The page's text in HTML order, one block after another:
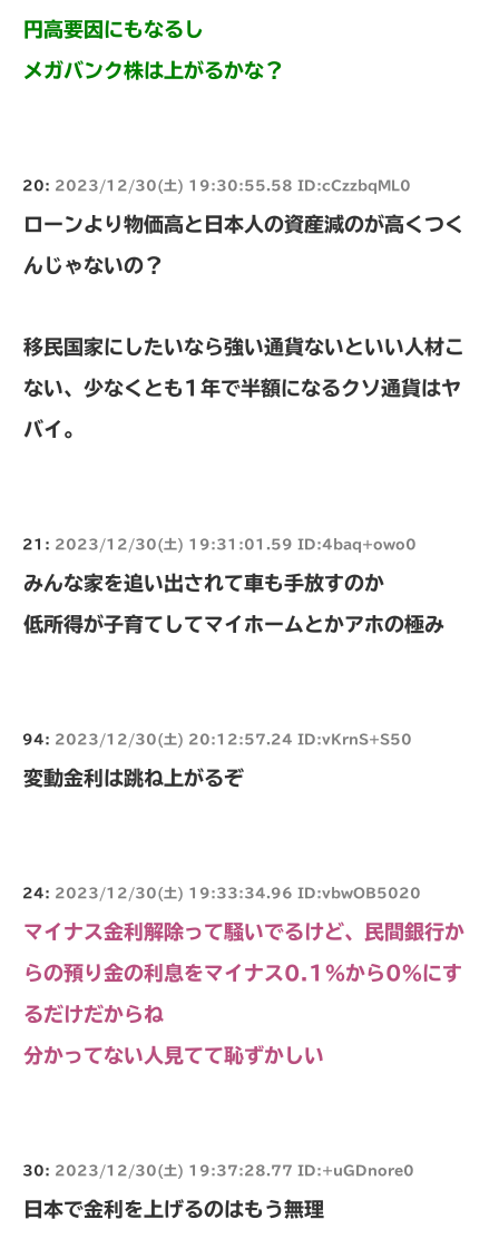
円高要因にもなるし
メガバンク株は上がるかな？
20: 2023/12/30(土) 19:30:55.58 ID:cCzzbqML0
ローンより物価高と日本人の資産減のが高くつく
んじゃないの？
移民国家にしたいなら強い通貨ないといい人材こ
ない、少なくとも1年で半額になるクソ通貨はヤ
バイ。
21: 2023/12/30(土) 19:31:01.59 ID:4baq+owo0
みんな家を追い出されて車も手放すのか
低所得が子育てしてマイホームとかアホの極み
94: 2023/12/30(土) 20:12:57.24 ID:vKrnS+S50
変動金利は跳ね上がるぞ
24: 2023/12/30(土) 19:33:34.96 ID:vbwOB5020
マイナス金利解除って騒いでるけど、民間銀行か
らの預り金の利息をマイナス0.1%から0%にす
るだけだからね
分かってない人見てて恥ずかしい
30: 2023/12/30(土) 19:37:28.77 ID:+uGDnore0
日本で金利を上げるのはもう無理